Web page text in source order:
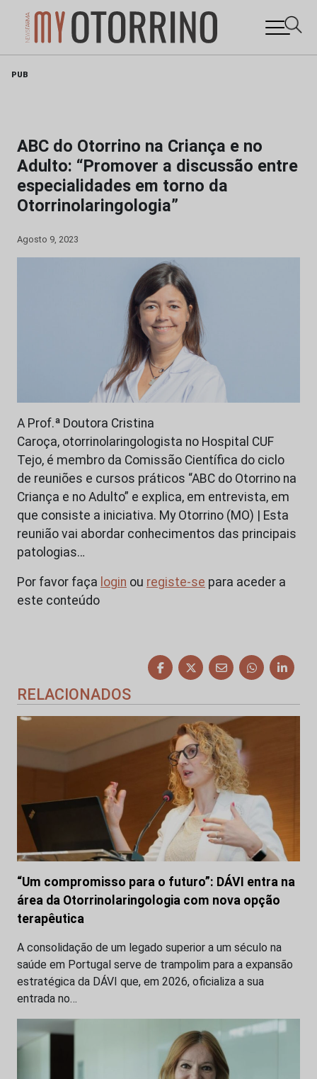
PUB
ABC do Otorrino na Criança e no
Adulto: “Promover a discussão entre
especialidades em torno da
Otorrinolaringologia”
Agosto 9, 2023
A Prof.ª Doutora Cristina
Caroça, otorrinolaringologista no Hospital CUF
Tejo, é membro da Comissão Científica do ciclo
de reuniões e cursos práticos “ABC do Otorrino na
Criança e no Adulto” e explica, em entrevista, em
que consiste a iniciativa. My Otorrino (MO) | Esta
reunião vai abordar conhecimentos das principais
patologias…
Por favor faça login ou registe-se para aceder a
este conteúdo
RELACIONADOS
“Um compromisso para o futuro”: DÁVI entra na
área da Otorrinolaringologia com nova opção
terapêutica
A consolidação de um legado superior a um século na
saúde em Portugal serve de trampolim para a expansão
estratégica da DÁVI que, em 2026, oficializa a sua
entrada no…